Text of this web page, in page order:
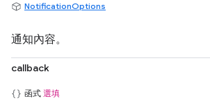
NotificationOptions
通知內容。
callback
函式 選填